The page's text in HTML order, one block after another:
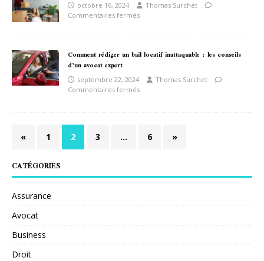
octobre 16, 2024
Thomas Surchet
Commentaires fermés
Comment rédiger un bail locatif inattaquable : les conseils
d’un avocat expert
septembre 22, 2024
Thomas Surchet
Commentaires fermés
« 1 2 3 … 6 »
CATÉGORIES
Assurance
Avocat
Business
Droit